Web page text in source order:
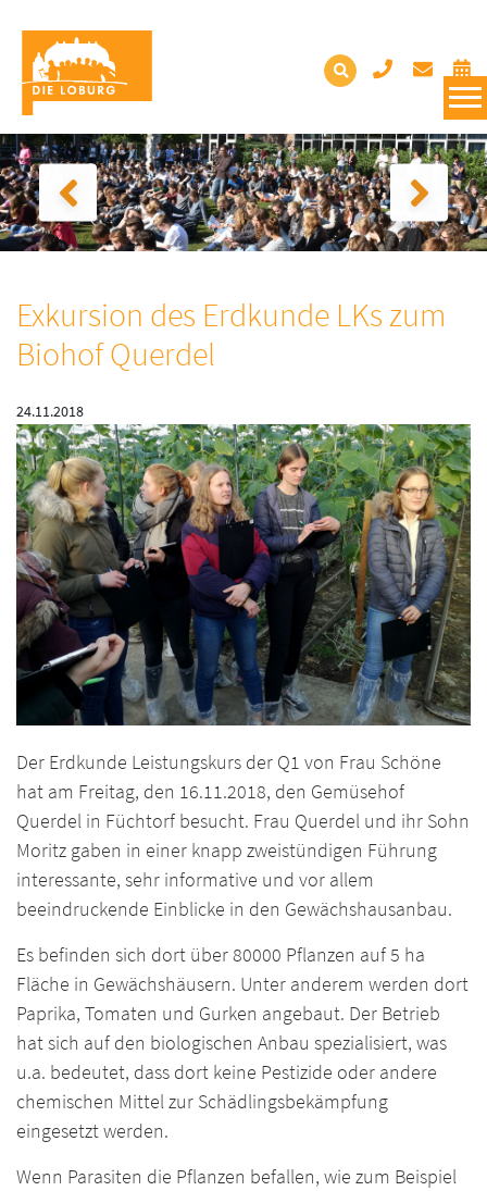
Exkursion des Erdkunde LKs zum
Biohof Querdel
24.11.2018
Der Erdkunde Leistungskurs der Q1 von Frau Schöne
hat am Freitag, den 16.11.2018, den Gemüsehof
Querdel in Füchtorf besucht. Frau Querdel und ihr Sohn
Moritz gaben in einer knapp zweistündigen Führung
interessante, sehr informative und vor allem
beeindruckende Einblicke in den Gewächshausanbau.
Es befinden sich dort über 80000 Pflanzen auf 5 ha
Fläche in Gewächshäusern. Unter anderem werden dort
Paprika, Tomaten und Gurken angebaut. Der Betrieb
hat sich auf den biologischen Anbau spezialisiert, was
u.a. bedeutet, dass dort keine Pestizide oder andere
chemischen Mittel zur Schädlingsbekämpfung
eingesetzt werden.
Wenn Parasiten die Pflanzen befallen, wie zum Beispiel